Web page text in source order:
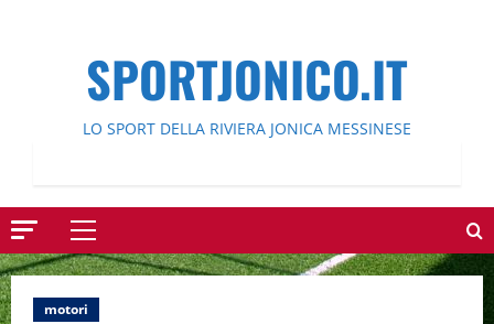
SPORTJONICO.IT
LO SPORT DELLA RIVIERA JONICA MESSINESE
Menu
principale
motori